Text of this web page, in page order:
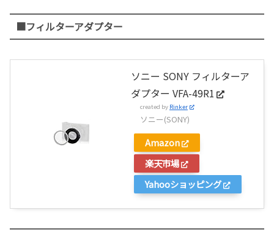
■フィルターアダプター
ソニー SONY フィルターア
ダプター VFA-49R1
created by Rinker
ソニー(SONY)
Amazon
楽天市場
Yahooショッピング